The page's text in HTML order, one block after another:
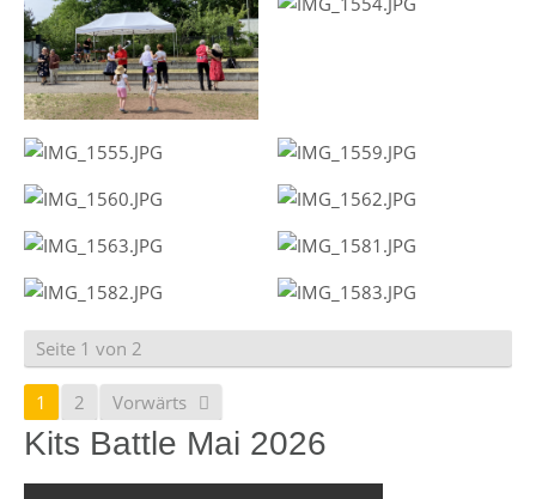
Seite 1 von 2
1 2 Vorwärts
Kits Battle Mai 2026